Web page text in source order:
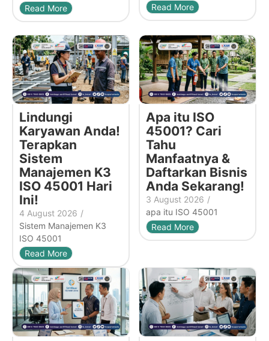
Read More
Read More
Lindungi
Karyawan Anda!
Terapkan
Sistem
Manajemen K3
ISO 45001 Hari
Ini!
4 August 2026 /
Sistem Manajemen K3
ISO 45001
Read More
Apa itu ISO
45001? Cari
Tahu
Manfaatnya &
Daftarkan Bisnis
Anda Sekarang!
3 August 2026 /
apa itu ISO 45001
Read More